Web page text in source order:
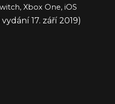
Xbox One, iOS
17. září 2019)